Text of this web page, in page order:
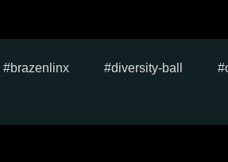
brazenlinx diversity-ball